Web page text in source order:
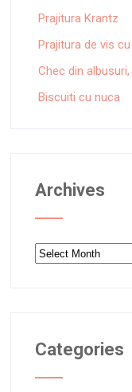
Prajitura Krantz
Prajitura de vis
Chec din
Biscuiti cu nuca
Archives
Archives
Categories